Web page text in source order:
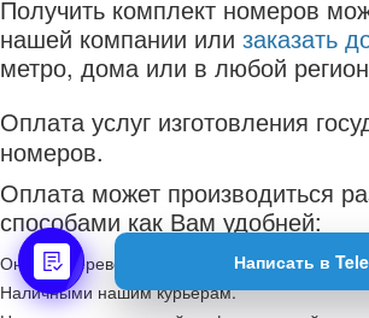
Написать в
Получить комплект номеров
нашей компании или заказать
метро, дома или в любой
Оплата услуг изготовления
номеров.
Оплата может производиться
способами как Вам удобней:
Онлайн перевод на карту Сбербанка.
Наличными нашим курьерам.